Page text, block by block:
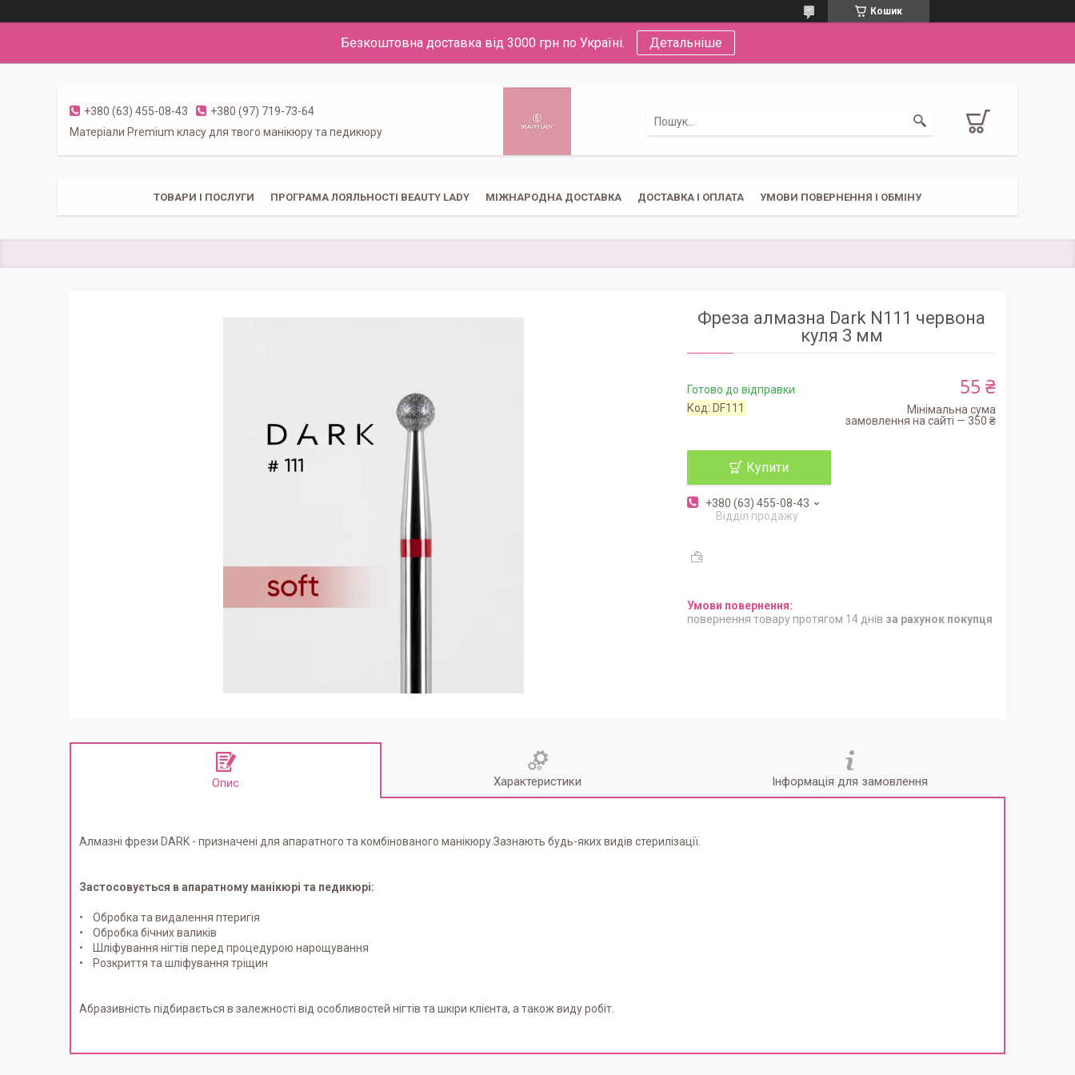
Кошик
Безкоштовна доставка від 3000 грн по Україні. Детальніше
+380 (63) 455-08-43
+380 (97) 719-73-64
Матеріали Premium класу для твого манікюру та педикюру
ТОВАРИ І ПОСЛУГИ ПРОГРАМА ЛОЯЛЬНОСТІ BEAUTY LADY МІЖНАРОДНА ДОСТАВКА ДОСТАВКА І ОПЛАТА УМОВИ ПОВЕРНЕННЯ І ОБМІНУ
Фреза алмазна Dark N111 червона
куля 3 мм
Готово до відправки
Код: DF111
55 ₴
Мінімальна сума
замовлення на сайті — 350 ₴
Купити
+380 (63) 455-08-43
Відділ продажу
повернення товару протягом 14 днів за рахунок покупця
Опис Характеристики Інформація для замовлення
Алмазні фрези DARK - призначені для апаратного та комбінованого манікюру.Зазнають будь-яких видів стерилізації.
Застосовується в апаратному манікюрі та педикюрі:
• Обробка та видалення птеригія
• Обробка бічних валиків
• Шліфування нігтів перед процедурою нарощування
• Розкриття та шліфування тріщин
Абразивність підбирається в залежності від особливостей нігтів та шкіри клієнта, а також виду робіт.